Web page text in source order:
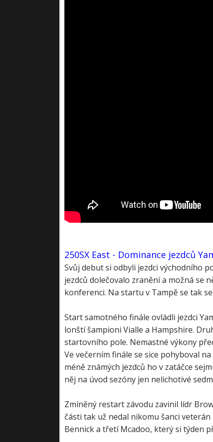
250SX East - Dominance jezdců
Svůj debut si odbyli jezdci východního
jezdců dolečovalo zranění a možná se
konferenci. Na startu v Tampě se tak
Start samotného finále ovládli jezdci
lonští šampioni Vialle a Hampshire.
startovního pole. Nemastné výkony
Ve večerním finále se sice pohyboval
méně známých jezdců ho v zatáčce
něj na úvod sezóny jen nelichotivé
Zmíněný restart závodu zavinil lídr
části tak už nedal nikomu šanci
Bennick a třetí Mcadoo, který si týden